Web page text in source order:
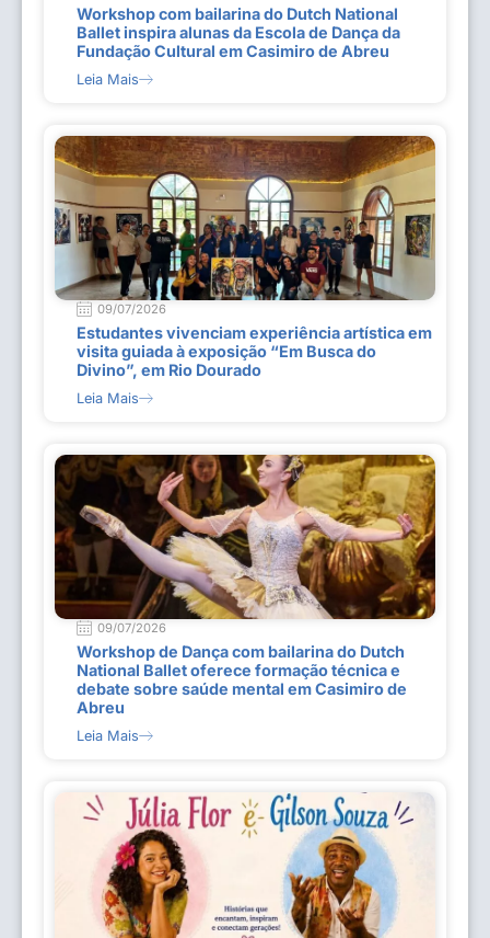
Workshop com bailarina do Dutch National
Ballet inspira alunas da Escola de Dança da
Fundação Cultural em Casimiro de Abreu
Leia Mais
09/07/2026
Estudantes vivenciam experiência artística em
visita guiada à exposição “Em Busca do
Divino”, em Rio Dourado
Leia Mais
09/07/2026
Workshop de Dança com bailarina do Dutch
National Ballet oferece formação técnica e
debate sobre saúde mental em Casimiro de
Abreu
Leia Mais